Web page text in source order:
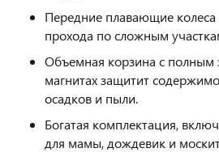
Передние плавающие
прохода по сложным
Объемная корзина с полным
магнитах защитит
осадков и пыли.
Богатая комплектация,
для мамы, дождевик и